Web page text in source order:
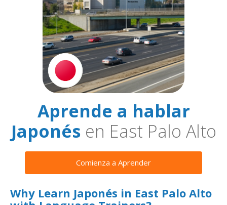
Aprende a hablar
Japonésen East Palo Alto
Comienza a Aprender
Why Learn Japonés in East Palo Alto